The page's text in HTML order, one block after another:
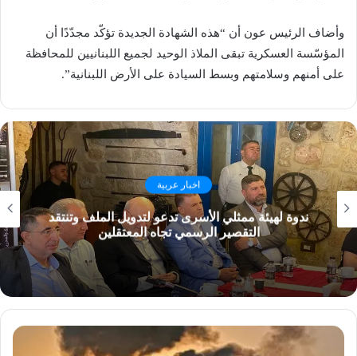
وأضاف الرئيس عون أن “هذه الشهادة الجديدة تؤكّد مجدّدًا أن
المؤسّسة العسكرية تبقى الملاذ الوحيد لجميع اللبنانيين للمحافظة
على أمنهم وسلامتهم وبسط السيادة على الأرض اللبنانية”.
اخبار عربية
ندوة لهيئة ممثلي الأسرى تدعو لتدويل الملف وتنتقد
التقصير الرسمي تجاه المعتقلين